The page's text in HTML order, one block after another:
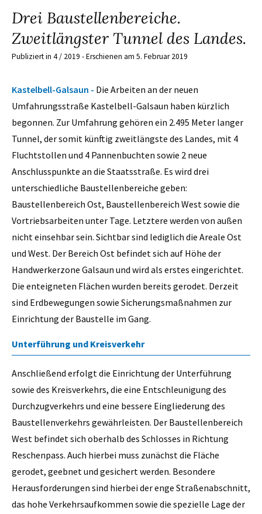
Drei Baustellenbereiche.
Zweitlängster Tunnel des Landes.
Publiziert in 4 / 2019 - Erschienen am 5. Februar 2019
Kastelbell-Galsaun - Die Arbeiten an der neuen
Umfahrungsstraße Kastelbell-Galsaun haben kürzlich
begonnen. Zur Umfahrung gehören ein 2.495 Meter langer
Tunnel, der somit künftig zweitlängste des Landes, mit 4
Fluchtstollen und 4 Pannenbuchten sowie 2 neue
Anschlusspunkte an die Staatsstraße. Es wird drei
unterschiedliche Baustellenbereiche geben:
Baustellenbereich Ost, Baustellenbereich West sowie die
Vortriebsarbeiten unter Tage. Letztere werden von außen
nicht einsehbar sein. Sichtbar sind lediglich die Areale Ost
und West. Der Bereich Ost befindet sich auf Höhe der
Handwerkerzone Galsaun und wird als erstes eingerichtet.
Die enteigneten Flächen wurden bereits gerodet. Derzeit
sind Erdbewegungen sowie Sicherungsmaßnahmen zur
Einrichtung der Baustelle im Gang.
Unterführung und Kreisverkehr
Anschließend erfolgt die Einrichtung der Unterführung
sowie des Kreisverkehrs, die eine Entschleunigung des
Durchzugverkehrs und eine bessere Eingliederung des
Baustellenverkehrs gewährleisten. Der Baustellenbereich
West befindet sich oberhalb des Schlosses in Richtung
Reschenpass. Auch hierbei muss zunächst die Fläche
gerodet, geebnet und gesichert werden. Besondere
Herausforderungen sind hierbei der enge Straßenabschnitt,
das hohe Verkehrsaufkommen sowie die spezielle Lage der